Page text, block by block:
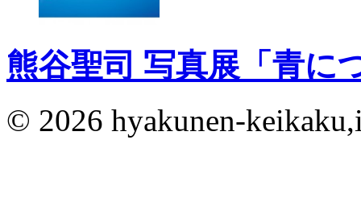
熊谷聖司 写真展「青に
© 2026 hyakunen-